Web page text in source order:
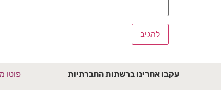
עקבו אחרינו ברשתות החברתיות פוטו